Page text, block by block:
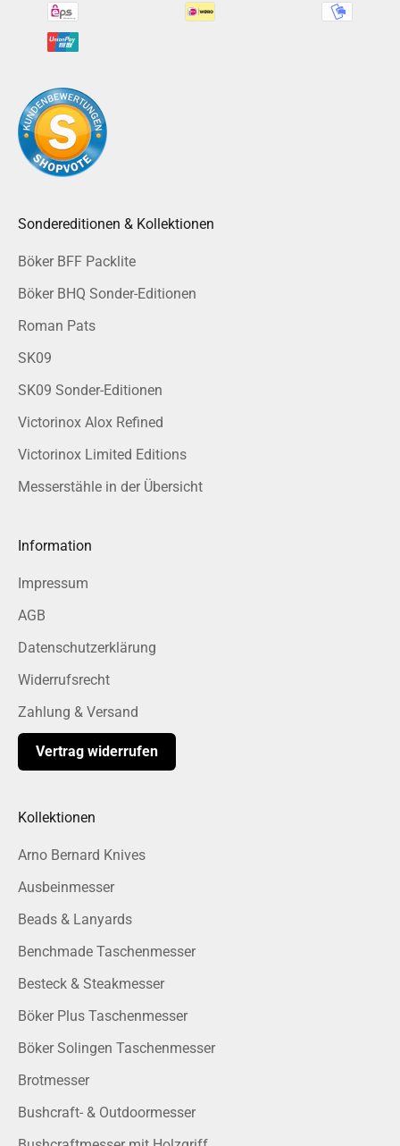
Sondereditionen & Kollektionen
Böker BFF Packlite
Böker BHQ Sonder-Editionen
Roman Pats
SK09
SK09 Sonder-Editionen
Victorinox Alox Refined
Victorinox Limited Editions
Messerstähle in der Übersicht
Information
Impressum
AGB
Datenschutzerklärung
Widerrufsrecht
Zahlung & Versand
Vertrag widerrufen
Kollektionen
Arno Bernard Knives
Ausbeinmesser
Beads & Lanyards
Benchmade Taschenmesser
Besteck & Steakmesser
Böker Plus Taschenmesser
Böker Solingen Taschenmesser
Brotmesser
Bushcraft- & Outdoormesser